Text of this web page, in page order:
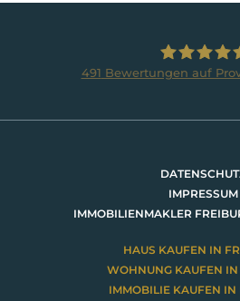
491 Bewertungen auf
IMPRESSUM
IMMOBILIENMAKLER
HAUS KAUFEN IN
WOHNUNG KAUFEN IN
IMMOBILIE KAUFEN IN